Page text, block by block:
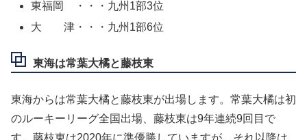
東福岡 ・・・九州1部3位
大 津・・・九州1部6位
東海は常葉大橘と藤枝東
東海からは常葉大橘と藤枝東が出場します。常葉大橘は初
のルーキーリーグ全国出場、藤枝東は9年連続9回目で